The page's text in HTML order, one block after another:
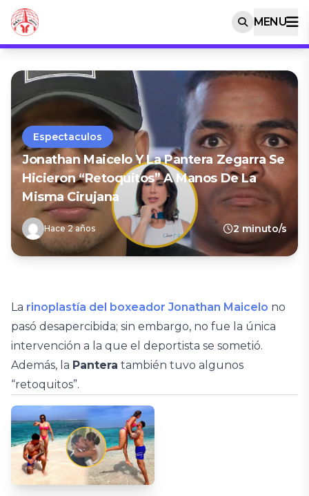
MENU
Espectaculos
Jonathan Maicelo Y La Pantera Zegarra Se
Hicieron “retoquitos” A Manos De La
Misma Cirujana
Hace 2 años 2 minuto/s
La rinoplastía del boxeador Jonathan Maicelo no
pasó desapercibida; sin embargo, no fue la única
intervención a la que el deportista se sometió.
Además, la Pantera también tuvo algunos
“retoquitos”.